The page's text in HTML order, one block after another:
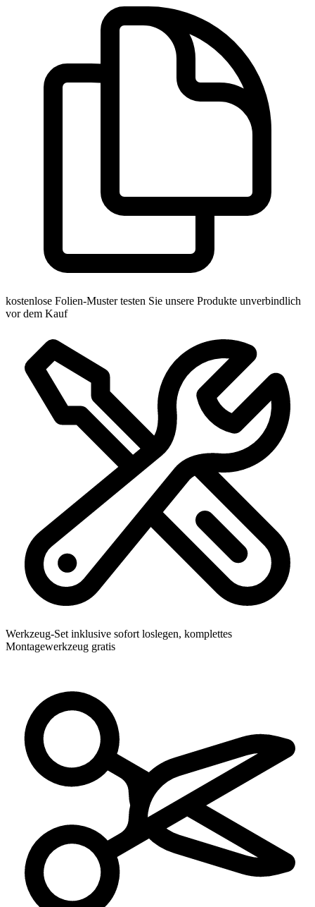
kostenlose Folien-Muster testen Sie unsere Produkte unverbindlich
vor dem Kauf
Werkzeug-Set inklusive sofort loslegen, komplettes
Montagewerkzeug gratis